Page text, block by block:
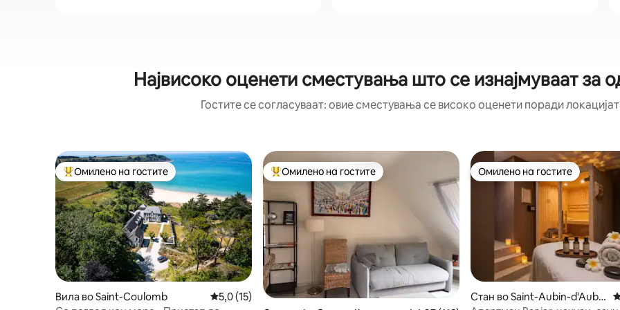
Највисоко оценети сместувања што се изнајмуваат за
Гостите се согласуваат: овие сместувања се високо оценети поради
Меѓу најуспешните „Омилени на гостите“
Омилено на гостите
Вила во Saint-Coulomb Просечна оцена: 5,0 од 5, 15 рецензии
5,0 (15)
Меѓу најуспешните „Омилени на гостите“
Омилено на гостите Омилено на гостите
Омилено на гостите
Стан во Saint-Aubin-d'Aubig